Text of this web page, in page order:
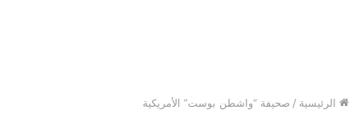
الرئيسية / صحيفة “واشطن بوست” الأمريكية